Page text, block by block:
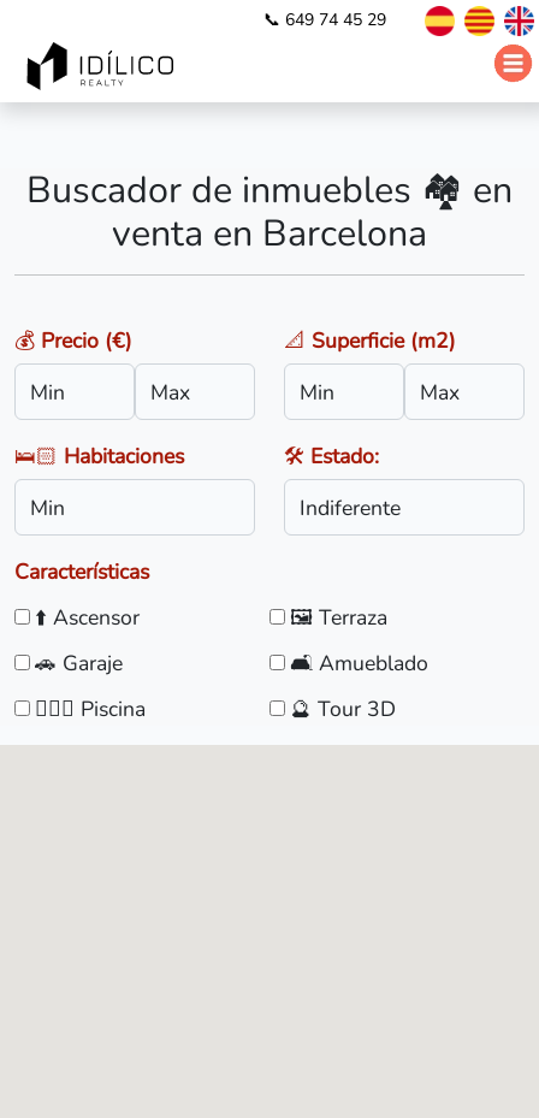
📞 649 74 45 29
Buscador de inmuebles 🏘️ en
venta en Barcelona
💰 Precio (€) 📐 Superficie (m2)
🛌🏻 Habitaciones 🛠️ Estado:
Características
⬆️ Ascensor
🖼️ Terraza
🚗 Garaje
🛋️ Amueblado
🏊🏼‍♀️ Piscina
🔮 Tour 3D